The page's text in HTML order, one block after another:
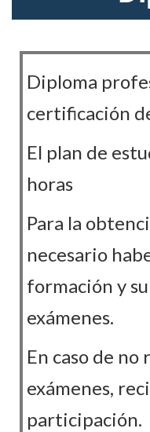
Diploma
certificación
El plan de
horas
Para la
necesario
formación y
exámenes.
En caso de no
exámenes,
participación.